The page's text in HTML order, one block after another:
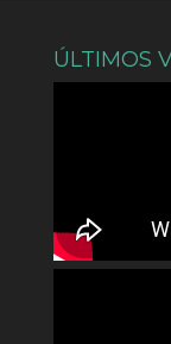
ÚLTIMOS